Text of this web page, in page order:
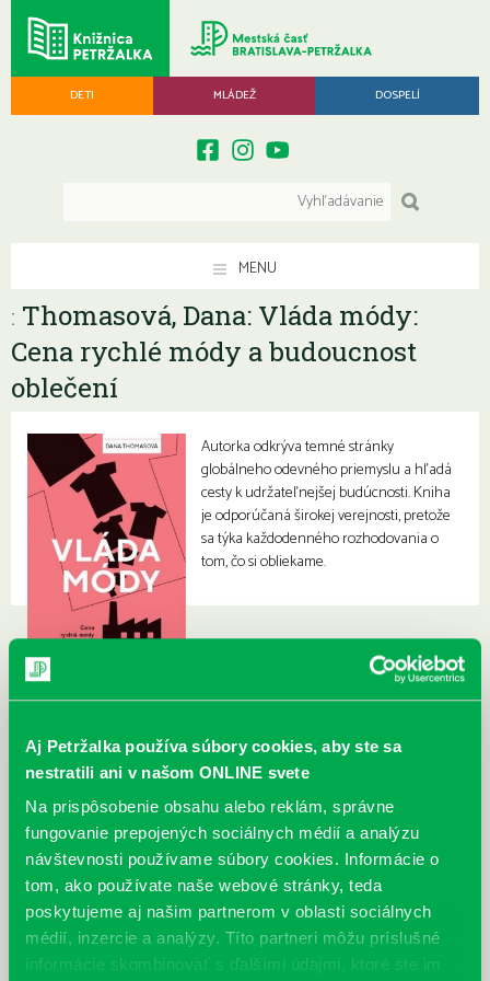
Aj Petržalka používa súbory cookies, aby ste sa
nestratili ani v našom ONLINE svete
Na prispôsobenie obsahu alebo reklám, správne
fungovanie prepojených sociálnych médií a analýzu
návštevnosti používame súbory cookies. Informácie o
tom, ako používate naše webové stránky, teda
poskytujeme aj našim partnerom v oblasti sociálnych
médií, inzercie a analýzy. Títo partneri môžu príslušné
informácie skombinovať s ďalšími údajmi, ktoré ste im
DETI MLÁDEŽ DOSPELÍ
MENU
: Thomasová, Dana: Vláda módy:
Cena rychlé módy a budoucnost
oblečení
Autorka odkrýva temné stránky
globálneho odevného priemyslu a hľadá
cesty k udržateľnejšej budúcnosti. Kniha
je odporúčaná širokej verejnosti, pretože
sa týka každodenného rozhodovania o
tom, čo si obliekame.